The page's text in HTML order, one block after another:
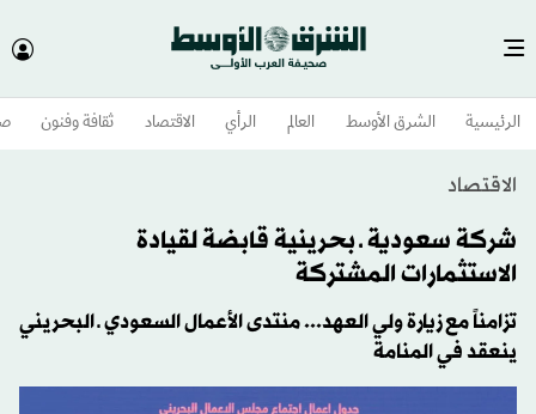
الرئيسية الشرق الأوسط​ العالم الرأي الاقتصاد ثقافة وفنون
الاقتصاد
شركة سعودية ـ بحرينية قابضة لقيادة
الاستثمارات المشتركة
تزامناً مع زيارة ولي العهد... منتدى الأعمال السعودي ـ البحريني
ينعقد في المنامة